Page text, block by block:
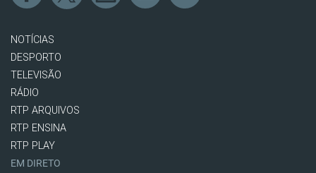
NOTÍCIAS
DESPORTO
TELEVISÃO
RÁDIO
RTP ARQUIVOS
RTP ENSINA
RTP PLAY
EM DIRETO